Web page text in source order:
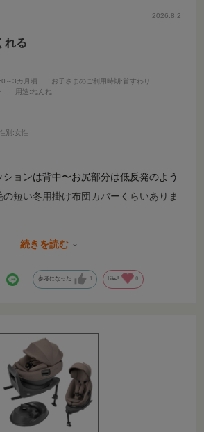
2026.8.2
れる
:0～3カ月頃 お子さまのご利用時期 :首すわり
用途:ねんね
別:女性
ョンは背中〜お尻部分は低反発のよう
短い冬用掛け布団カバーくらいありま
をかいてました。
なぁと思いました。（私の探し方が下手
な物がありましたらごめんなさい🙇）
続きを読む
参考になった 1 Like! 0